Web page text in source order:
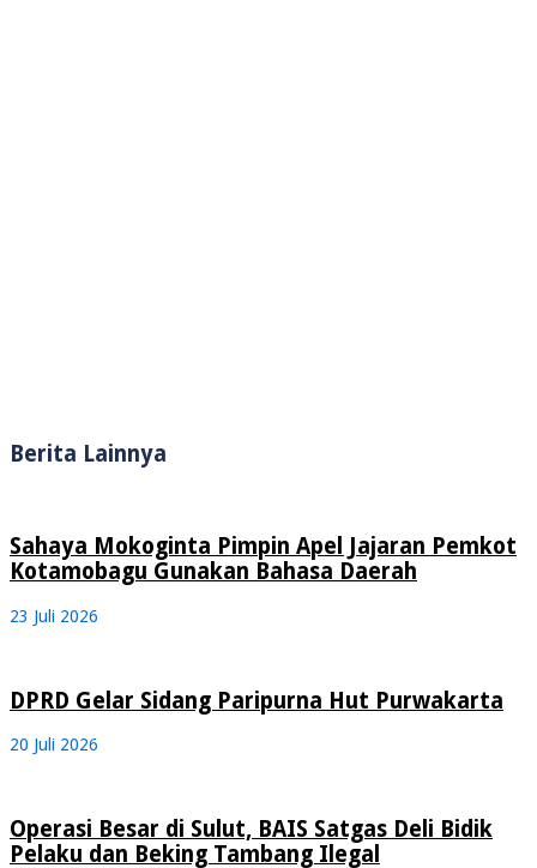
Berita Lainnya
Sahaya Mokoginta Pimpin Apel Jajaran Pemkot
Kotamobagu Gunakan Bahasa Daerah
23 Juli 2026
DPRD Gelar Sidang Paripurna Hut Purwakarta
20 Juli 2026
Operasi Besar di Sulut, BAIS Satgas Deli Bidik
Pelaku dan Beking Tambang Ilegal